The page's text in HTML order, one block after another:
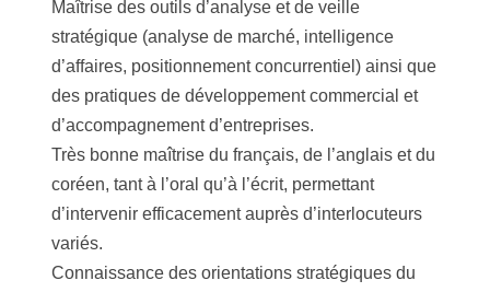
Maîtrise des outils d’analyse et de veille
stratégique (analyse de marché, intelligence
d’affaires, positionnement concurrentiel) ainsi que
des pratiques de développement commercial et
d’accompagnement d’entreprises.
Très bonne maîtrise du français, de l’anglais et du
coréen, tant à l’oral qu’à l’écrit, permettant
d’intervenir efficacement auprès d’interlocuteurs
variés.
Connaissance des orientations stratégiques du